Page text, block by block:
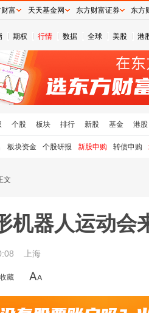
期权 行情 数据 全球 美股 港
个股 板块 排行 新股 基金 港股
板块资金 个股研报 新股申购 转债申购
文
机器人运动会
上海
收藏
富 天天基金网 东方财富证券 东方